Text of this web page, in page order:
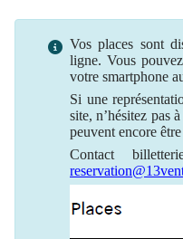
Vos places sont
ligne. Vous
votre smartphone
Si une
site, n’hésitez pas
peuvent encore
Contact